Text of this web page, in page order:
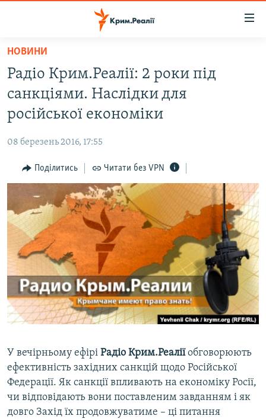
Перейти
основного
матеріалу
Перейти
до
основної
навігації
Перейти
до
пошуку
ВОДА.КРИМ
ВІДЕО ТА ФОТО
БЛОГИ
ПОГЛЯД
ВСЕ ЗА ДЕНЬ
СПЕЦПРОЕКТИ
ДЕПОРТАЦІЯ
ВІДЕОУРОКИ «ELIFBE»
СВІДЧЕННЯ ОКУПАЦІЇ
УКРАЇНСЬКА ПРОБЛЕМА КРИМУ
ЯК ОБІЙТИ БЛОКУВАННЯ
Русский
Qırımtatar
Усі сайти RFE/RL
НОВИНИ
Радіо Крим.Реалії: 2 роки під
санкціями. Наслідки для
російської економіки
08 березень 2016, 17:55
Поділитись Читати без VPN
У вечірньому ефірі Радіо Крим.Реаліїобговорюють
ефективність західних санкцій щодо Російської
Федерації. Як санкції впливають на економіку Росії,
чи відповідають вони поставленим завданням і як
довго Захід їх продовжуватиме – ці питання